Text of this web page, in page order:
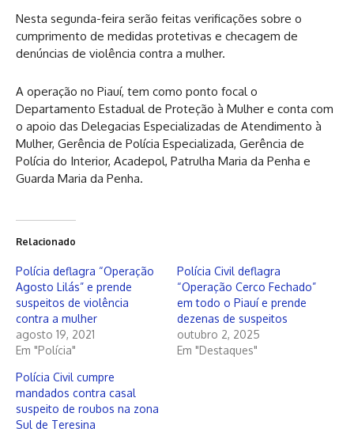
Nesta segunda-feira serão feitas verificações sobre o
cumprimento de medidas protetivas e checagem de
denúncias de violência contra a mulher.
A operação no Piauí, tem como ponto focal o
Departamento Estadual de Proteção à Mulher e conta com
o apoio das Delegacias Especializadas de Atendimento à
Mulher, Gerência de Polícia Especializada, Gerência de
Polícia do Interior, Acadepol, Patrulha Maria da Penha e
Guarda Maria da Penha.
Relacionado
Polícia deflagra “Operação
Agosto Lilás” e prende
suspeitos de violência
contra a mulher
agosto 19, 2021
Em "Polícia"
Polícia Civil deflagra
“Operação Cerco Fechado”
em todo o Piauí e prende
dezenas de suspeitos
outubro 2, 2025
Em "Destaques"
Polícia Civil cumpre
mandados contra casal
suspeito de roubos na zona
Sul de Teresina